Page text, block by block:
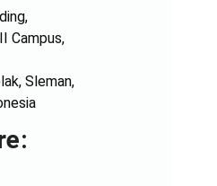
Campus,
Sleman,